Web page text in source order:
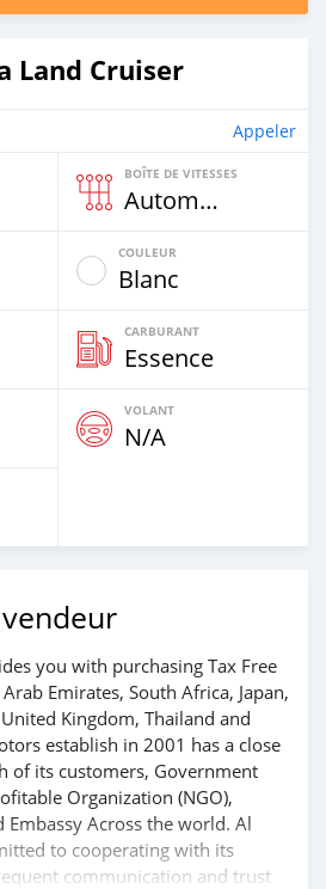
Land Cruiser
Appeler
BOÎTE DE VITESSES
Automatique
COULEUR
Blanc
CARBURANT
Essence
VOLANT
N/A
you with purchasing Tax Free
Emirates, South Africa, Japan,
Kingdom, Thailand and
establish in 2001 has a close
of its customers, Government
Organization (NGO),
Embassy Across the world. Al
to cooperating with its
communication and trust